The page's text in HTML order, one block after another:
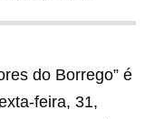
do Borrego” é
feira, 31,